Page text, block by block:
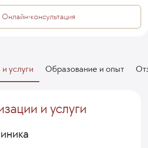
Онлайн-консультация
услуги Образование и опыт
и услуги